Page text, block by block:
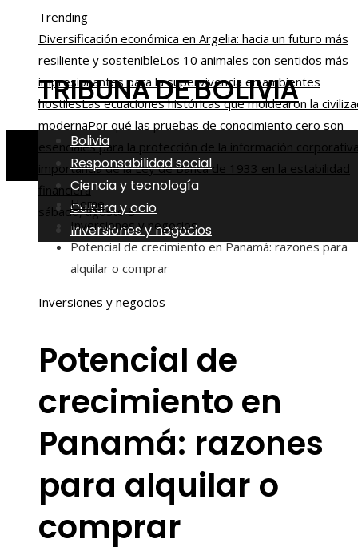
Trending
Diversificación económica en Argelia: hacia un futuro más
resiliente y sostenibleLos 10 animales con sentidos más
impresionantes para la supervivencia en ambientes
hostilesLas ecuaciones históricas que moldearon la
modernaPor qué las pruebas de conocimiento cero son
esenciales para la protección de la información
importancia de la Ley de Banca de 1933 en la estabilidad
financiera
sábado, agosto 8
TRIBUNA DE BOLIVIA
Bolivia
Responsabilidad social
Ciencia y tecnología
Cultura y ocio
Inversiones y negocios
Home
Inversiones y negocios
Potencial de crecimiento en Panamá: razones para
alquilar o comprar
Inversiones y negocios
Potencial de
crecimiento en
Panamá: razones
para alquilar o
comprar